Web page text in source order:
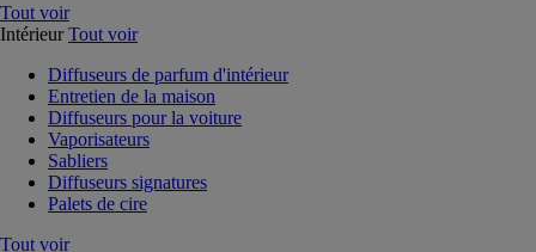
Tout voir
Intérieur Tout voir
Diffuseurs de parfum d'intérieur
Entretien de la maison
Diffuseurs pour la voiture
Vaporisateurs
Sabliers
Diffuseurs signatures
Palets de cire
Tout voir